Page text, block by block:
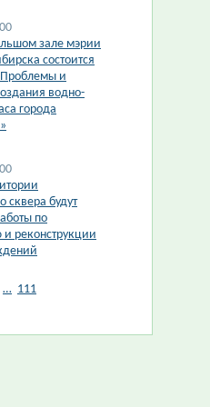
зале мэрии
состоится
и
водно-
города
сквера будут
по
реконструкции
… 111